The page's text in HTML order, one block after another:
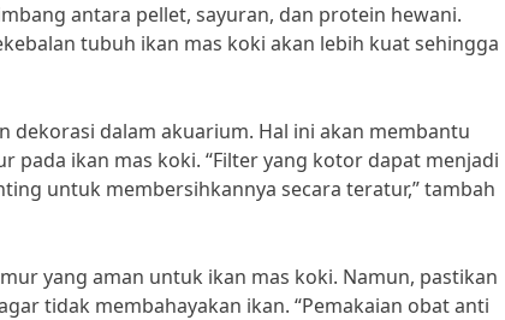
antara pellet, sayuran, dan protein hewani.
tubuh ikan mas koki akan lebih kuat sehingga
dalam akuarium. Hal ini akan membantu
ikan mas koki. “Filter yang kotor dapat menjadi
untuk membersihkannya secara teratur,” tambah
yang aman untuk ikan mas koki. Namun, pastikan
tidak membahayakan ikan. “Pemakaian obat anti